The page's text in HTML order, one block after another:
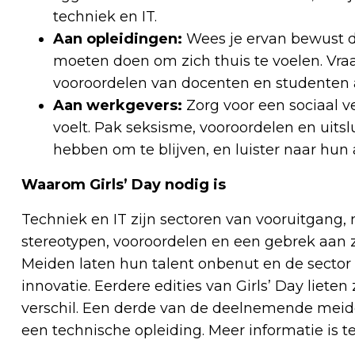
techniek en IT.
Aan opleidingen: Wees je ervan bewust
moeten doen om zich thuis te voelen.
vooroordelen van docenten en studenten
Aan werkgevers: Zorg voor een sociaal
voelt. Pak seksisme, vooroordelen en
hebben om te blijven, en luister naar hun
Waarom Girls’ Day nodig is
Techniek en IT zijn sectoren van
stereotypen, vooroordelen en een gebrek
Meiden laten hun talent onbenut en de
innovatie. Eerdere edities van Girls’ Day
verschil. Een derde van de deelnemende
een technische opleiding. Meer informatie is